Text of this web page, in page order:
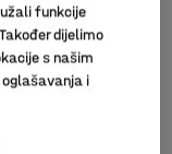
funkcije
dijelimo
s našim
i